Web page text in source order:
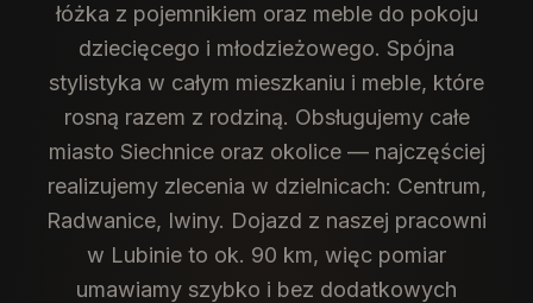
łóżka z pojemnikiem oraz meble do pokoju
dziecięcego i młodzieżowego. Spójna
stylistyka w całym mieszkaniu i meble, które
rosną razem z rodziną. Obsługujemy całe
miasto Siechnice oraz okolice — najczęściej
realizujemy zlecenia w dzielnicach: Centrum,
Radwanice, Iwiny. Dojazd z naszej pracowni
w Lubinie to ok. 90 km, więc pomiar
umawiamy szybko i bez dodatkowych